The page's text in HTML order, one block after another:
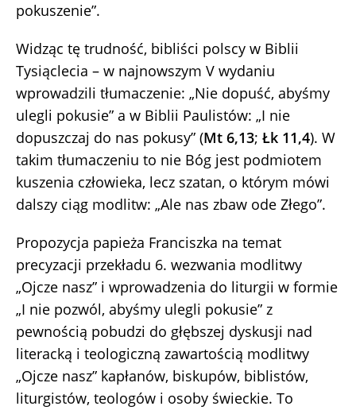
pokuszenie”.
Widząc tę trudność, bibliści polscy w Biblii
Tysiąclecia – w najnowszym V wydaniu
wprowadzili tłumaczenie: „Nie dopuść, abyśmy
ulegli pokusie” a w Biblii Paulistów: „I nie
dopuszczaj do nas pokusy” (Mt 6,13; Łk 11,4). W
takim tłumaczeniu to nie Bóg jest podmiotem
kuszenia człowieka, lecz szatan, o którym mówi
dalszy ciąg modlitw: „Ale nas zbaw ode Złego”.
Propozycja papieża Franciszka na temat
precyzacji przekładu 6. wezwania modlitwy
„Ojcze nasz” i wprowadzenia do liturgii w formie
„I nie pozwól, abyśmy ulegli pokusie” z
pewnością pobudzi do głębszej dyskusji nad
literacką i teologiczną zawartością modlitwy
„Ojcze nasz” kapłanów, biskupów, biblistów,
liturgistów, teologów i osoby świeckie. To